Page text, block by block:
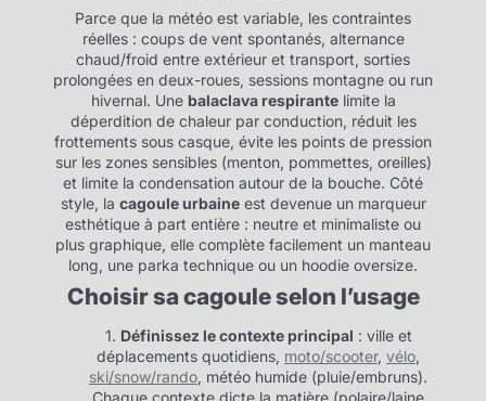
Parce que la météo est variable, les contraintes
réelles : coups de vent spontanés, alternance
chaud/froid entre extérieur et transport, sorties
prolongées en deux-roues, sessions montagne ou run
hivernal. Une balaclava respirantelimite la
déperdition de chaleur par conduction, réduit les
frottements sous casque, évite les points de pression
sur les zones sensibles (menton, pommettes, oreilles)
et limite la condensation autour de la bouche. Côté
style, la cagoule urbaineest devenue un marqueur
esthétique à part entière : neutre et minimaliste ou
plus graphique, elle complète facilement un manteau
long, une parka technique ou un hoodie oversize.
Choisir sa cagoule selon l’usage
Définissez le contexte principal : ville et
déplacements quotidiens, moto/scooter, vélo,
ski/snow/rando, météo humide (pluie/embruns).
Chaque contexte dicte la matière (polaire/laine